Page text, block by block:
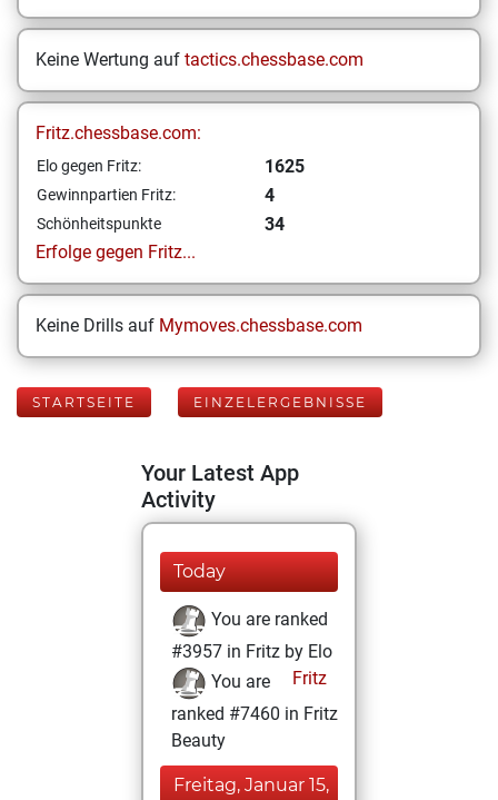
Keine Wertung auf tactics.chessbase.com
Fritz.chessbase.com:
Elo gegen Fritz: 1625
Gewinnpartien Fritz: 4
Schönheitspunkte
34
Erfolge gegen Fritz...
Keine Drills auf Mymoves.chessbase.com
STARTSEITE EINZELERGEBNISSE
Your Latest App
Activity
Today
You are ranked
#3957 in Fritz by Elo
Fritz
You are
ranked #7460 in Fritz
Beauty
Freitag, Januar 15,